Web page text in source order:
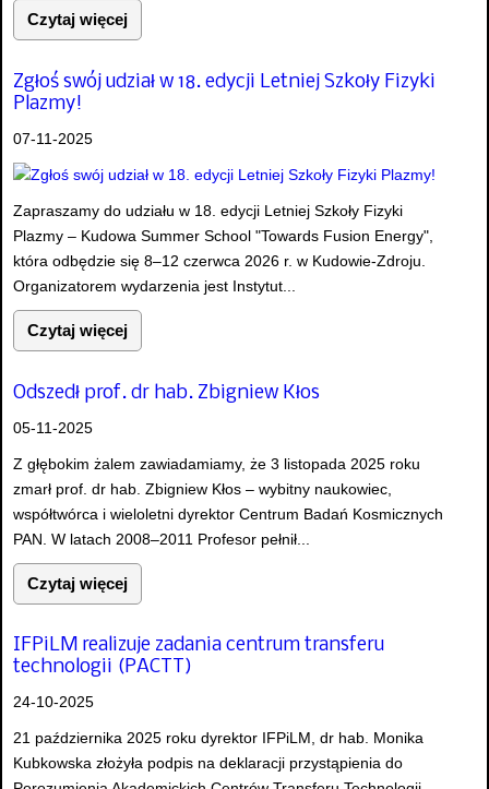
Czytaj więcej
Zgłoś swój udział w 18. edycji Letniej Szkoły Fizyki
Plazmy!
07-11-2025
Zapraszamy do udziału w 18. edycji Letniej Szkoły Fizyki
Plazmy – Kudowa Summer School "Towards Fusion Energy",
która odbędzie się 8–12 czerwca 2026 r. w Kudowie-Zdroju.
Organizatorem wydarzenia jest Instytut...
Czytaj więcej
Odszedł prof. dr hab. Zbigniew Kłos
05-11-2025
Z głębokim żalem zawiadamiamy, że 3 listopada 2025 roku
zmarł prof. dr hab. Zbigniew Kłos – wybitny naukowiec,
współtwórca i wieloletni dyrektor Centrum Badań Kosmicznych
PAN. W latach 2008–2011 Profesor pełnił...
Czytaj więcej
IFPiLM realizuje zadania centrum transferu
technologii (PACTT)
24-10-2025
21 października 2025 roku dyrektor IFPiLM, dr hab. Monika
Kubkowska złożyła podpis na deklaracji przystąpienia do